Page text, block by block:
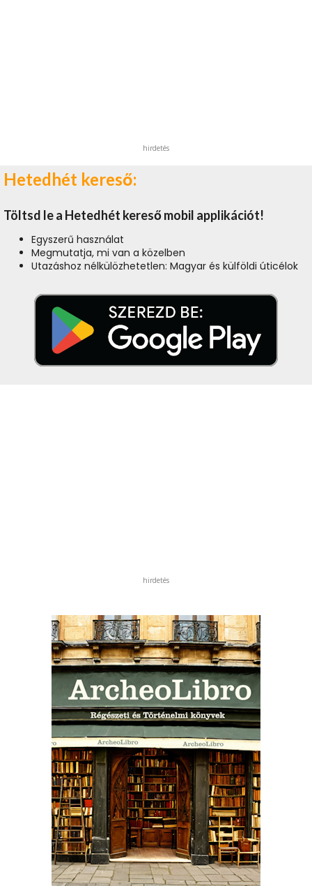
hirdetés
Hetedhét kereső:
Töltsd le a Hetedhét kereső mobil applikációt!
Egyszerű használat
Megmutatja, mi van a közelben
Utazáshoz nélkülözhetetlen: Magyar és külföldi úticélok
hirdetés